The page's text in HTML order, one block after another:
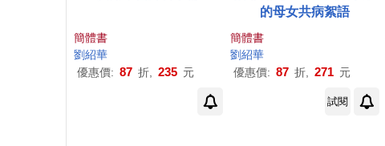
簡體書
劉紹華
優惠價: 87 折, 235 元
的母女共病絮語
簡體書
劉紹華
優惠價: 87 折, 271 元
試閱